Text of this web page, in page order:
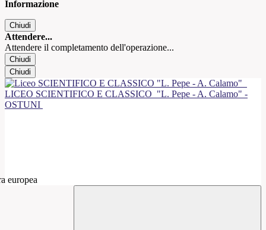
Informazione
Chiudi
Attendere...
Attendere il completamento dell'operazione...
Chiudi
Chiudi
LICEO SCIENTIFICO E CLASSICO "L. Pepe - A. Calamo" -
OSTUNI